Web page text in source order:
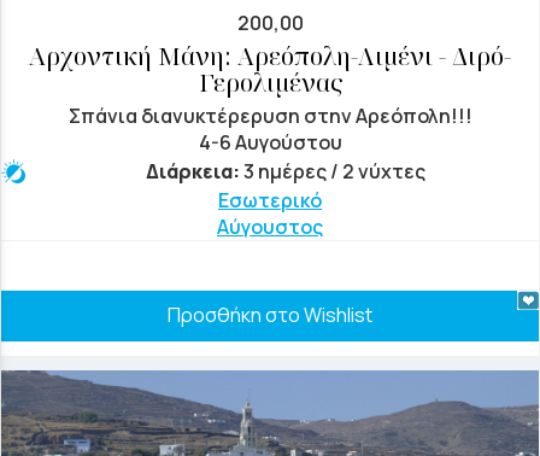
200,00
Αρχοντική Μάνη: Αρεόπολη-Λιμένι - Διρό-
Γερολιμένας
Σπάνια διανυκτέρερυση στην Αρεόπολη!!!
4-6 Αυγούστου
Διάρκεια:3 ημέρες / 2 νύχτες
Εσωτερικό
Αύγουστος
Προσθήκη στο Wishlist